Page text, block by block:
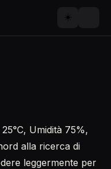
☀️
Umidità 75%,
alla ricerca di
leggermente per